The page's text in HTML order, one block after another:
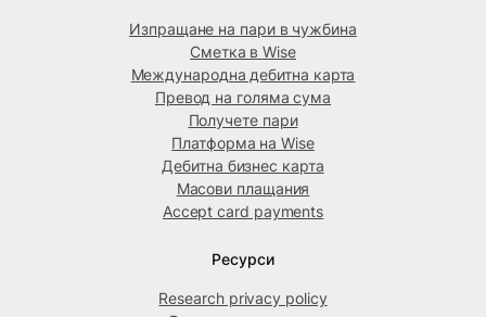
Изпращане на пари в чужбина
Сметка в Wise
Международна дебитна карта
Превод на голяма сума
Получете пари
Платформа на Wise
Дебитна бизнес карта
Масови плащания
Accept card payments
Ресурси
Research privacy policy